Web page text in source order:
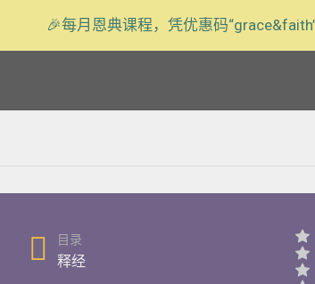
目录
释经
🎉每月恩典课程，凭优惠码